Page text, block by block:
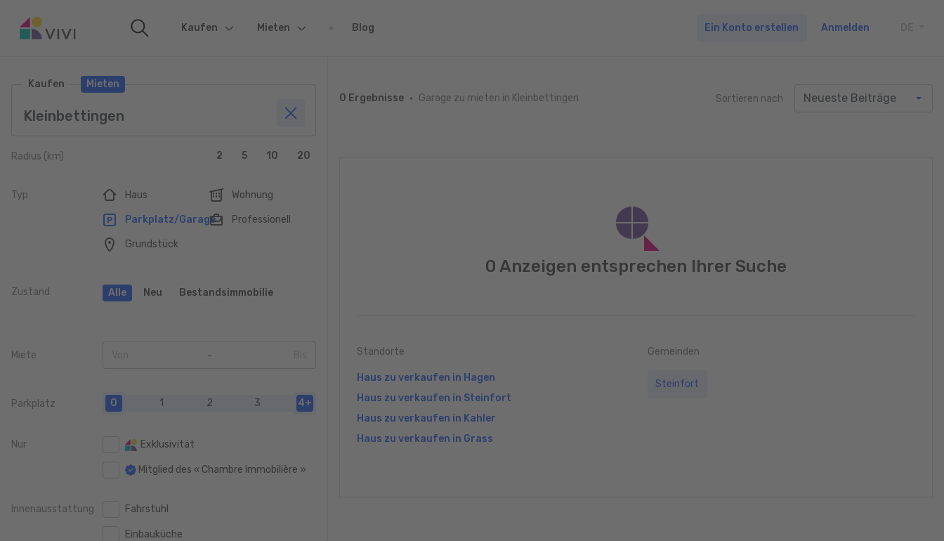
Kaufen (current)Mieten Blog Ein Konto erstellen Anmelden
Kaufen Mieten
Radius (km) 2 5 10 20
Typ Haus Wohnung
Parkplatz/Garage Professionell
Grundstück
Zustand Alle Neu Bestandsimmobilie
Miete
100 €
400 €
800 €
100 €
Parkplatz 0 1 2 3 4+
Nur Exklusivität
Mitglied des « Chambre Immobilière »
Innenausstattung Fahrstuhl
Einbauküche
0 Ergebnisse Garage zu mieten in Kleinbettingen Sortieren nach
0 Anzeigen entsprechen Ihrer Suche
Standorte
Haus zu verkaufen in Hagen
Haus zu verkaufen in Steinfort
Haus zu verkaufen in Kahler
Haus zu verkaufen in Grass
Gemeinden
Steinfort